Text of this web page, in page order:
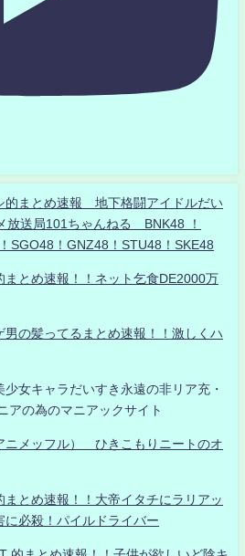
まとめ速報 地下格闘アイドルだい
送局101ちゃんねる BNK48 ！
SGO48！GNZ48！STU48！SKE48
まとめ速報！！ネット乞食DE2000万
男の髪ってるまとめ速報！！激しくハ
女キャラだいすき永遠の非リア充・
アの為のマニアックサイト
ニメッフル） ひきこもりニートのオ
まとめ速報！！大帝イタチにラリアッ
に必殺！パイルドライバー